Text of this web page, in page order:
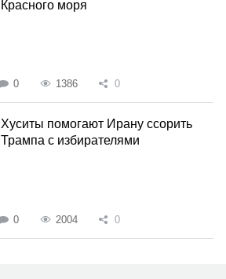
Красного моря
0 1386 0
Хуситы помогают Ирану ссорить
Трампа с избирателями
0 2004 0